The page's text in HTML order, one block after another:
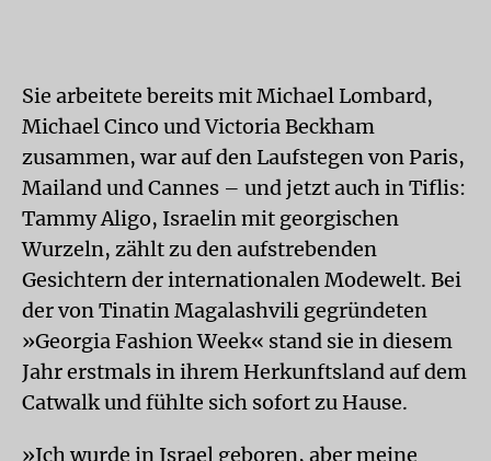
Sie arbeitete bereits mit Michael Lombard,
Michael Cinco und Victoria Beckham
zusammen, war auf den Laufstegen von Paris,
Mailand und Cannes – und jetzt auch in Tiflis:
Tammy Aligo, Israelin mit georgischen
Wurzeln, zählt zu den aufstrebenden
Gesichtern der internationalen Modewelt. Bei
der von Tinatin Magalashvili gegründeten
»Georgia Fashion Week« stand sie in diesem
Jahr erstmals in ihrem Herkunftsland auf dem
Catwalk und fühlte sich sofort zu Hause.
»Ich wurde in Israel geboren, aber meine